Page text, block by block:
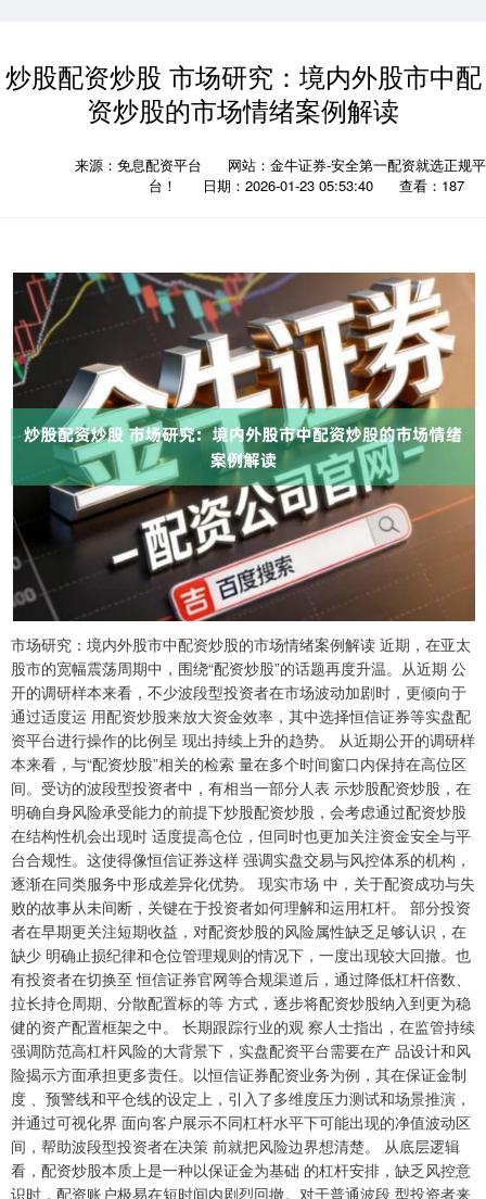
炒股配资炒股 市场研究：境内外股市中配
资炒股的市场情绪案例解读
来源：免息配资平台
网站：金牛证券-安全第一配资就选正规平
台！
日期：2026-01-23 05:53:40 查看：187
市场研究：境内外股市中配资炒股的市场情绪案例解读 近期，在亚太
股市的宽幅震荡周期中，围绕“配资炒股”的话题再度升温。从近期 公
开的调研样本来看，不少波段型投资者在市场波动加剧时，更倾向于
通过适度运 用配资炒股来放大资金效率，其中选择恒信证券等实盘配
资平台进行操作的比例呈 现出持续上升的趋势。 从近期公开的调研样
本来看，与“配资炒股”相关的检索 量在多个时间窗口内保持在高位区
间。受访的波段型投资者中，有相当一部分人表 示炒股配资炒股，在
明确自身风险承受能力的前提下炒股配资炒股，会考虑通过配资炒股
在结构性机会出现时 适度提高仓位，但同时也更加关注资金安全与平
台合规性。这使得像恒信证券这样 强调实盘交易与风控体系的机构，
逐渐在同类服务中形成差异化优势。 现实市场 中，关于配资成功与失
败的故事从未间断，关键在于投资者如何理解和运用杠杆。 部分投资
者在早期更关注短期收益，对配资炒股的风险属性缺乏足够认识，在
缺少 明确止损纪律和仓位管理规则的情况下，一度出现较大回撤。也
有投资者在切换至 恒信证券官网等合规渠道后，通过降低杠杆倍数、
拉长持仓周期、分散配置标的等 方式，逐步将配资炒股纳入到更为稳
健的资产配置框架之中。 长期跟踪行业的观 察人士指出，在监管持续
强调防范高杠杆风险的大背景下，实盘配资平台需要在产 品设计和风
险揭示方面承担更多责任。以恒信证券配资业务为例，其在保证金制
度 、预警线和平仓线的设定上，引入了多维度压力测试和场景推演，
并通过可视化界 面向客户展示不同杠杆水平下可能出现的净值波动区
间，帮助波段型投资者在决策 前就把风险边界想清楚。 从底层逻辑
看，配资炒股本质上是一种以保证金为基础 的杠杆安排，缺乏风控意
识时，配资账户极易在短时间内剧烈回撤。对于普通波段 型投资者来